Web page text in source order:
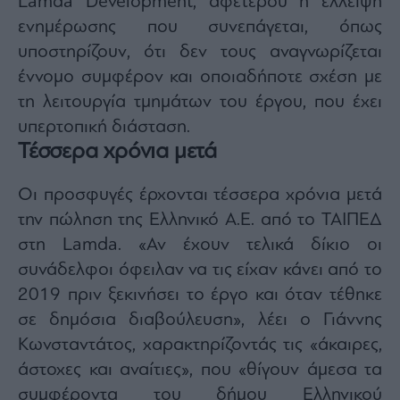
ενημέρωσης που συνεπάγεται, όπως
υποστηρίζουν, ότι δεν τους αναγνωρίζεται
έννομο συμφέρον και οποιαδήποτε σχέση με
τη λειτουργία τμημάτων του έργου, που έχει
υπερτοπική διάσταση.
Τέσσερα χρόνια μετά
Οι προσφυγές έρχονται τέσσερα χρόνια μετά
την πώληση της Ελληνικό Α.Ε. από το ΤΑΙΠΕΔ
στη Lamda. «Αν έχουν τελικά δίκιο οι
συνάδελφοι όφειλαν να τις είχαν κάνει από το
2019 πριν ξεκινήσει το έργο και όταν τέθηκε
σε δημόσια διαβούλευση», λέει ο Γιάννης
Κωνσταντάτος, χαρακτηρίζοντάς τις «άκαιρες,
άστοχες και αναίτιες», που «θίγουν άμεσα τα
συμφέροντα του δήμου Ελληνικού